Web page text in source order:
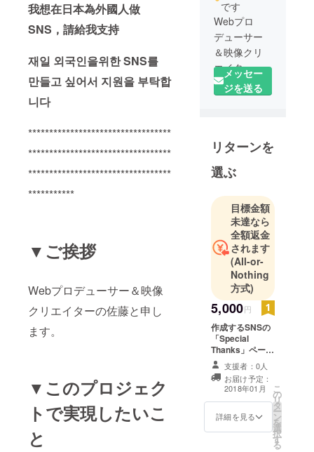
我想在日本為外國人做
SNS，請給我支持
재일 외국인을위한 SNS를
만들고 싶어서 지원을 부탁합
니다
**********************************
**********************************
**********************************
***********
▼ご挨拶
Webプロデューサー＆映像
クリエイターの佐藤と申し
ます。
▼このプロジェク
トで実現したいこ
と
です
Webプロ
デューサー
＆映像クリ
エイター。
メッセー
ジを送る
リターンを
選ぶ
目標金額
未達なら
全額返金
されます
(All-or-
Nothing
方式)
5,000円
作成するSNSの
「Special
Thanks」ページ
にて名前（クレ
ジット）の表記
支援者：0人
お届け予定：
2018年01月
詳細を見る
こ
の
リ
タ
ー
ン
を
選
択
す
る